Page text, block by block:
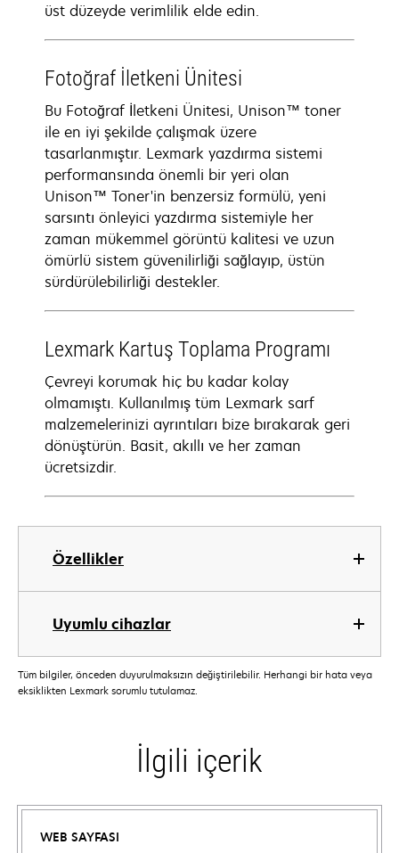
Özellikler
Uyumlu cihazlar
üst düzeyde verimlilik elde edin.
Fotoğraf İletkeni Ünitesi
Bu Fotoğraf İletkeni Ünitesi, Unison™ toner
ile en iyi şekilde çalışmak üzere
tasarlanmıştır. Lexmark yazdırma sistemi
performansında önemli bir yeri olan
Unison™ Toner'in benzersiz formülü, yeni
sarsıntı önleyici yazdırma sistemiyle her
zaman mükemmel görüntü kalitesi ve uzun
ömürlü sistem güvenilirliği sağlayıp, üstün
sürdürülebilirliği destekler.
Lexmark Kartuş Toplama Programı
Çevreyi korumak hiç bu kadar kolay
olmamıştı. Kullanılmış tüm Lexmark sarf
malzemelerinizi ayrıntıları bize bırakarak geri
dönüştürün. Basit, akıllı ve her zaman
ücretsizdir.
Tüm bilgiler, önceden duyurulmaksızın değiştirilebilir. Herhangi bir hata veya
eksiklikten Lexmark sorumlu tutulamaz.
İlgili içerik
WEB SAYFASI